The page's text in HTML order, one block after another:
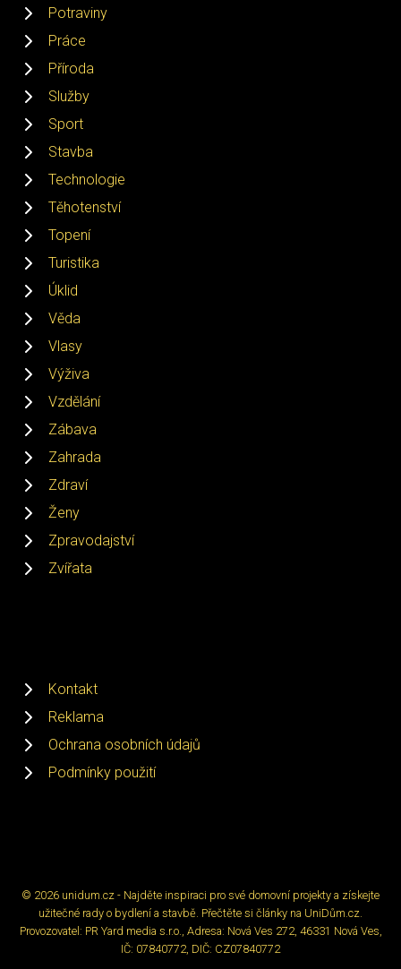
Potraviny
Práce
Příroda
Služby
Sport
Stavba
Technologie
Těhotenství
Topení
Turistika
Úklid
Věda
Vlasy
Výživa
Vzdělání
Zábava
Zahrada
Zdraví
Ženy
Zpravodajství
Zvířata
Kontakt
Reklama
Ochrana osobních údajů
Podmínky použití
© 2026 unidum.cz - Najděte inspiraci pro své domovní projekty a získejte
užitečné rady o bydlení a stavbě. Přečtěte si články na UniDům.cz.
Provozovatel: PR Yard media s.r.o., Adresa: Nová Ves 272, 46331 Nová Ves,
IČ: 07840772, DIČ: CZ07840772